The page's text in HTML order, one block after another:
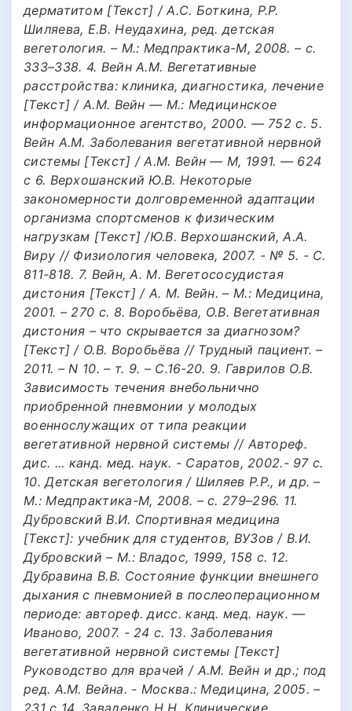
дерматитом [Текст] / А.С. Боткина, Р.Р.
Шиляева, Е.В. Неудахина, ред. детская
вегетология. – М.: Медпрактика-М, 2008. – с.
333–338. 4. Вейн А.М. Вегетативные
расстройства: клиника, диагностика, лечение
[Текст] / А.М. Вейн — М.: Медицинское
информационное агентство, 2000. — 752 с. 5.
Вейн А.М. Заболевания вегетативной нервной
системы [Текст] / А.М. Вейн — М, 1991. — 624
с 6. Верхошанский Ю.В. Некоторые
закономерности долговременной адаптации
организма спортсменов к физическим
нагрузкам [Текст] /Ю.В. Верхошанский, А.А.
Виру // Физиология человека, 2007. - № 5. - С.
811-818. 7. Вейн, А. М. Вегетососудистая
дистония [Текст] / А. М. Вейн. – М.: Медицина,
2001. – 270 с. 8. Воробьёва, О.В. Вегетативная
дистония – что скрывается за диагнозом?
[Текст] / О.В. Воробьёва // Трудный пациент. –
2011. – N 10. – т. 9. – С.16-20. 9. Гаврилов О.В.
Зависимость течения внебольнично
приобренной пневмонии у молодых
военнослужащих от типа реакции
вегетативной нервной системы // Автореф.
дис. ... канд. мед. наук. - Саратов, 2002.- 97 с.
10. Детская вегетология / Шиляев Р.Р., и др. –
М.: Медпрактика-М, 2008. – с. 279–296. 11.
Дубровский В.И. Спортивная медицина
[Текст]: учебник для студентов, ВУЗов / В.И.
Дубровский – М.: Владос, 1999, 158 с. 12.
Дубравина В.В. Состояние функции внешнего
дыхания с пневмонией в послеоперационном
периоде: автореф. дисс. канд. мед. наук. —
Иваново, 2007. - 24 с. 13. Заболевания
вегетативной нервной системы [Текст]
Руководство для врачей / А.М. Вейн и др.; под
ред. А.М. Вейна. - Москва.: Медицина, 2005. –
231 с 14. Заваденко Н.Н. Клинические